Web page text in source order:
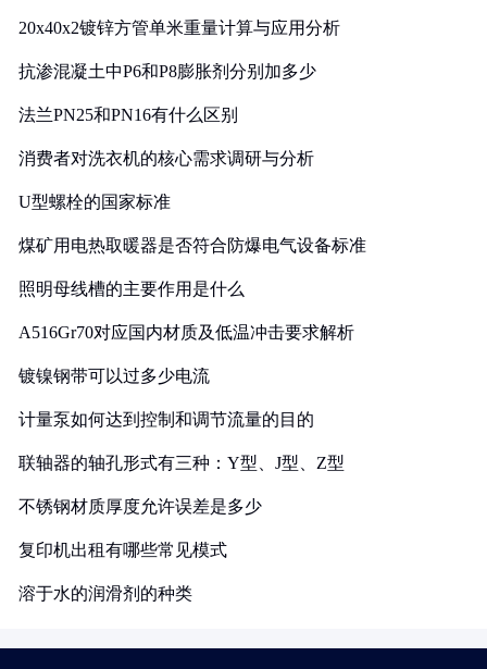
20x40x2镀锌方管单米重量计算与应用分析
抗渗混凝土中P6和P8膨胀剂分别加多少
法兰PN25和PN16有什么区别
消费者对洗衣机的核心需求调研与分析
U型螺栓的国家标准
煤矿用电热取暖器是否符合防爆电气设备标准
照明母线槽的主要作用是什么
A516Gr70对应国内材质及低温冲击要求解析
镀镍钢带可以过多少电流
计量泵如何达到控制和调节流量的目的
联轴器的轴孔形式有三种：Y型、J型、Z型
不锈钢材质厚度允许误差是多少
复印机出租有哪些常见模式
溶于水的润滑剂的种类